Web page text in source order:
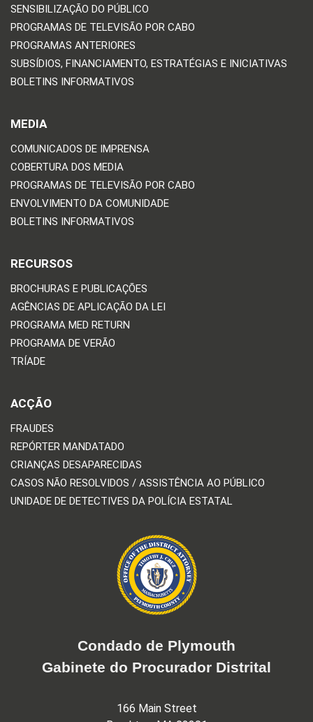
SENSIBILIZAÇÃO DO PÚBLICO
PROGRAMAS DE TELEVISÃO POR CABO
PROGRAMAS ANTERIORES
SUBSÍDIOS, FINANCIAMENTO, ESTRATÉGIAS E INICIATIVAS
BOLETINS INFORMATIVOS
MEDIA
COMUNICADOS DE IMPRENSA
COBERTURA DOS MEDIA
PROGRAMAS DE TELEVISÃO POR CABO
ENVOLVIMENTO DA COMUNIDADE
BOLETINS INFORMATIVOS
RECURSOS
BROCHURAS E PUBLICAÇÕES
AGÊNCIAS DE APLICAÇÃO DA LEI
PROGRAMA MED RETURN
PROGRAMA DE VERÃO
TRÍADE
ACÇÃO
FRAUDES
REPÓRTER MANDATADO
CRIANÇAS DESAPARECIDAS
CASOS NÃO RESOLVIDOS / ASSISTÊNCIA AO PÚBLICO
UNIDADE DE DETECTIVES DA POLÍCIA ESTATAL
Condado de Plymouth
Gabinete do Procurador Distrital
166 Main Street